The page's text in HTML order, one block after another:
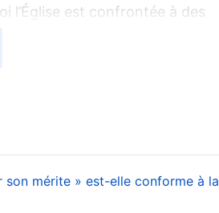
l’Église est confrontée à des
profondément.
extraordinaire, car
Naturellement, il en est
son mérite » est-elle conforme à la